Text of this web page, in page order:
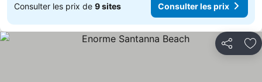
Consulter les prix de 9 sites Consulter les prix
Partager